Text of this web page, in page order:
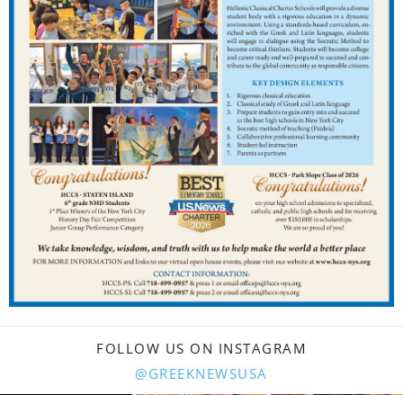
FOLLOW US ON INSTAGRAM
@GREEKNEWSUSA